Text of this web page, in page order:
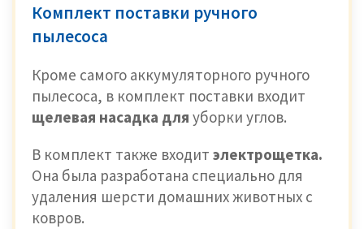
Комплект поставки ручного
пылесоса
Кроме самого аккумуляторного ручного
пылесоса, в комплект поставки входит
щелевая насадка для уборки углов.
В комплект также входит электрощетка.
Она была разработана специально для
удаления шерсти домашних животных с
ковров.